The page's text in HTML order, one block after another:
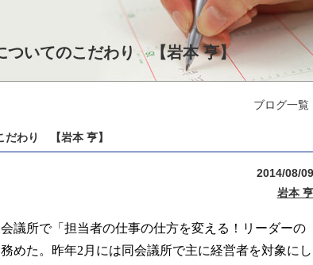
ついてのこだわり 【岩本 亨】
ブログ一覧
だわり 【岩本 亨】
2014/08/09
岩本 亨
議所で「担当者の仕事の仕方を変える！リーダーの
めた。昨年2 月には同会議所で主に経営者を対象にし